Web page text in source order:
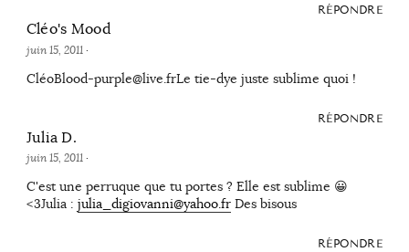
RÉPONDRE
Cléo's Mood
juin 15, 2011·
CléoBlood-purple@live.frLe tie-dye juste sublime quoi !
RÉPONDRE
Julia D.
juin 15, 2011·
C'est une perruque que tu portes ? Elle est sublime 😀
<3Julia : julia_digiovanni@yahoo.frDes bisous
RÉPONDRE